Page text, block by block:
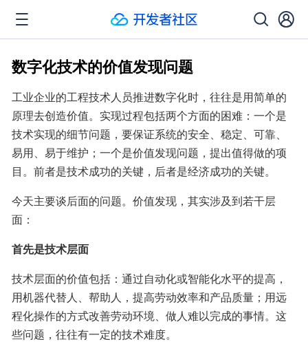
数字化技术的价值发现问题
工业企业的工程技术人员推进数字化时，往往是用简单的
原理去创造价值。实现过程包括两个方面的困难：一个是
技术实现的细节问题，要保证系统的安全、稳定、可靠、
易用、易于维护；一个是价值发现问题，提出值得做的项
目。前者是技术成功的关键，后者是经济成功的关键。
今天主要谈后面的问题。价值发现，其实涉及到若干层
面：
首先是技术层面
技术层面的价值包括：通过自动化或智能化水平的提高，
用机器代替人、帮助人，提高劳动效率和产品质量；用远
程化操作的方式改善劳动环境、做人难以完成的事情。这
些问题，往往有一定的技术难度。